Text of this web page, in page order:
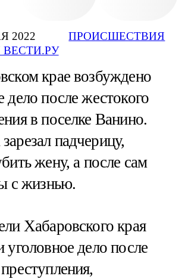
2022
ПРОИСШЕСТВИЯ
крае возбуждено
дело после жестокого
в поселке Ванино.
падчерицу,
жену, а после сам
с жизнью.
Хабаровского края
уголовное дело после